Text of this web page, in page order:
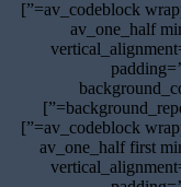
[/av_codeblock] [/av_one_half]
background_repeat=’no-repeat’ animation=” mobile_display=”]
[/av_codeblock] [/av_one_half]